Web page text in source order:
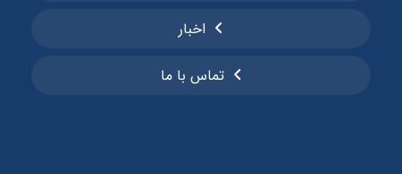
اخبار
تماس با ما